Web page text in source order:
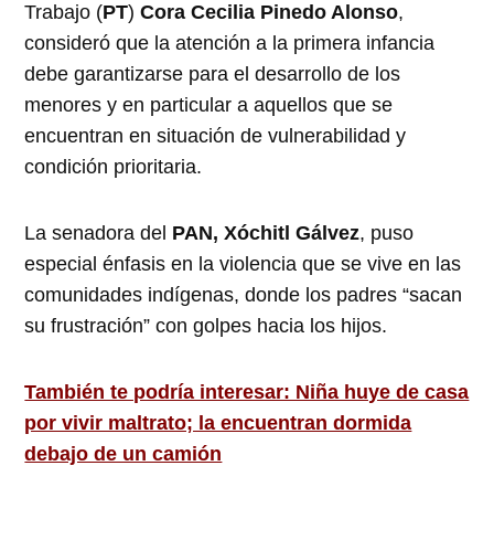
Trabajo (PT) Cora Cecilia Pinedo Alonso,
consideró que la atención a la primera infancia
debe garantizarse para el desarrollo de los
menores y en particular a aquellos que se
encuentran en situación de vulnerabilidad y
condición prioritaria.
La senadora del PAN, Xóchitl Gálvez, puso
especial énfasis en la violencia que se vive en las
comunidades indígenas, donde los padres “sacan
su frustración” con golpes hacia los hijos.
También te podría interesar: Niña huye de casa
por vivir maltrato; la encuentran dormida
debajo de un camión